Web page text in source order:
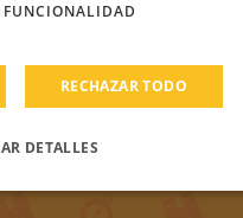
1660
RECHAZAR TODO
DETALLES